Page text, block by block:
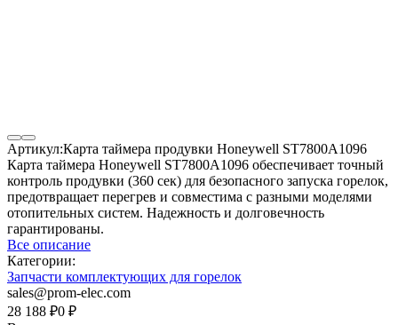
Артикул:Карта таймера продувки Honeywell ST7800A1096
Карта таймера Honeywell ST7800A1096 обеспечивает точный
контроль продувки (360 сек) для безопасного запуска горелок,
предотвращает перегрев и совместима с разными моделями
отопительных систем. Надежность и долговечность
гарантированы.
Все описание
Категории:
Запчасти комплектующих для горелок
sales@prom-elec.com
28 188 ₽0 ₽